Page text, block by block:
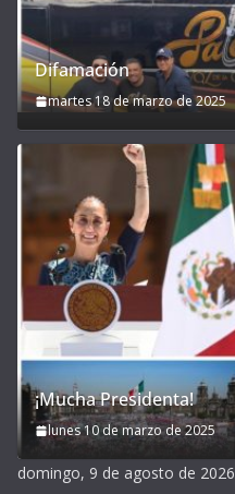
Difamación
martes 18 de marzo de 2025
¡Mucha Presidenta!
lunes 10 de marzo de 2025
domingo, 9 de agosto de 2026